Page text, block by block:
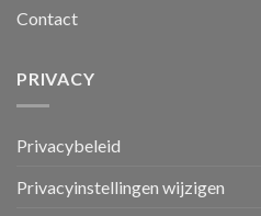
Contact
PRIVACY
Privacybeleid
Privacyinstellingen wijzigen